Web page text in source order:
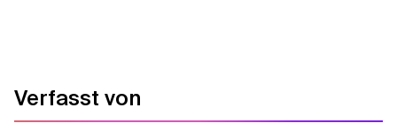
Verfasst von